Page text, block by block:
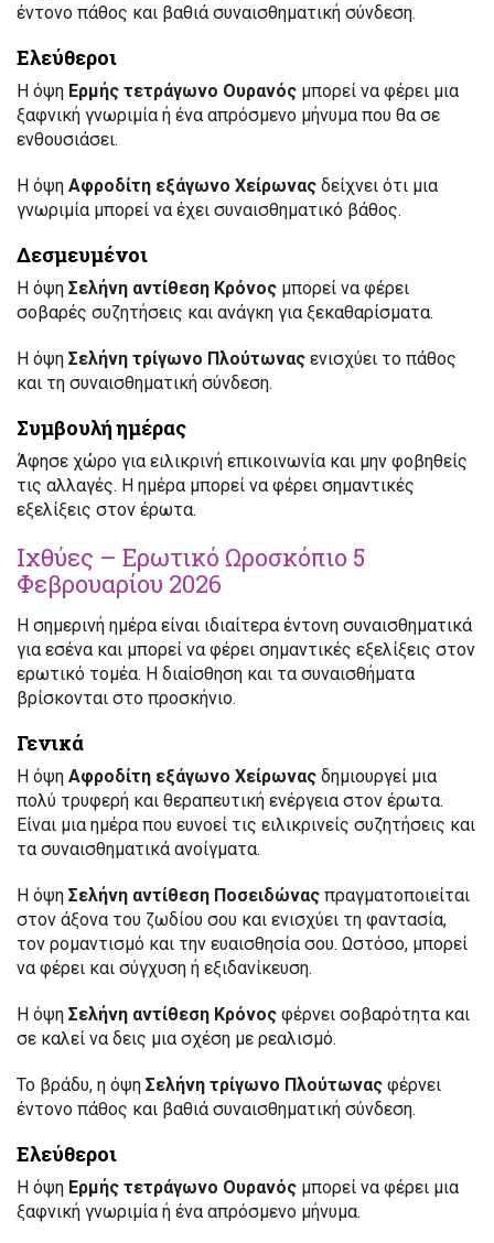
έντονο πάθος και βαθιά συναισθηματική σύνδεση.
Ελεύθεροι
Η όψη Ερμής τετράγωνο Ουρανός μπορεί να φέρει μια
ξαφνική γνωριμία ή ένα απρόσμενο μήνυμα που θα σε
ενθουσιάσει.
Η όψη Αφροδίτη εξάγωνο Χείρωνας δείχνει ότι μια
γνωριμία μπορεί να έχει συναισθηματικό βάθος.
Δεσμευμένοι
Η όψη Σελήνη αντίθεση Κρόνος μπορεί να φέρει
σοβαρές συζητήσεις και ανάγκη για ξεκαθαρίσματα.
Η όψη Σελήνη τρίγωνο Πλούτωνας ενισχύει το πάθος
και τη συναισθηματική σύνδεση.
Συμβουλή ημέρας
Άφησε χώρο για ειλικρινή επικοινωνία και μην φοβηθείς
τις αλλαγές. Η ημέρα μπορεί να φέρει σημαντικές
εξελίξεις στον έρωτα.
Ιχθύες – Ερωτικό Ωροσκόπιο 5
Φεβρουαρίου 2026
Η σημερινή ημέρα είναι ιδιαίτερα έντονη συναισθηματικά
για εσένα και μπορεί να φέρει σημαντικές εξελίξεις στον
ερωτικό τομέα. Η διαίσθηση και τα συναισθήματα
βρίσκονται στο προσκήνιο.
Γενικά
Η όψη Αφροδίτη εξάγωνο Χείρωνας δημιουργεί μια
πολύ τρυφερή και θεραπευτική ενέργεια στον έρωτα.
Είναι μια ημέρα που ευνοεί τις ειλικρινείς συζητήσεις και
τα συναισθηματικά ανοίγματα.
Η όψη Σελήνη αντίθεση Ποσειδώνας πραγματοποιείται
στον άξονα του ζωδίου σου και ενισχύει τη φαντασία,
τον ρομαντισμό και την ευαισθησία σου. Ωστόσο, μπορεί
να φέρει και σύγχυση ή εξιδανίκευση.
Η όψη Σελήνη αντίθεση Κρόνος φέρνει σοβαρότητα και
σε καλεί να δεις μια σχέση με ρεαλισμό.
Το βράδυ, η όψη Σελήνη τρίγωνο Πλούτωνας φέρνει
έντονο πάθος και βαθιά συναισθηματική σύνδεση.
Ελεύθεροι
Η όψη Ερμής τετράγωνο Ουρανός μπορεί να φέρει μια
ξαφνική γνωριμία ή ένα απρόσμενο μήνυμα.